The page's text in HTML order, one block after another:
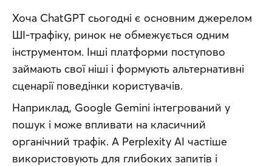
Хоча ChatGPT сьогодні є основним джерелом
ШІ-трафіку, ринок не обмежується одним
інструментом. Інші платформи поступово
займають свої ніші і формують альтернативні
сценарії поведінки користувачів.
Наприклад, Google Gemini інтегрований у
пошук і може впливати на класичний
органічний трафік. А Perplexity AI частіше
використовують для глибоких запитів і